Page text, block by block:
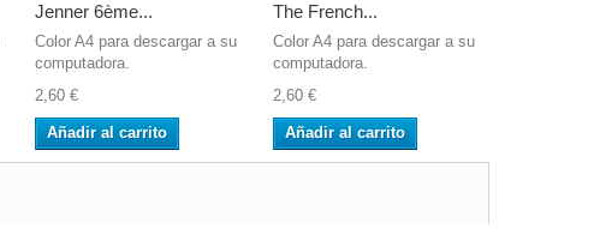
Jenner 6ème...
Color A4 para descargar a su
computadora.
2,60 €
Añadir al carrito
The French...
Color A4 para descargar a su
computadora.
2,60 €
Añadir al carrito